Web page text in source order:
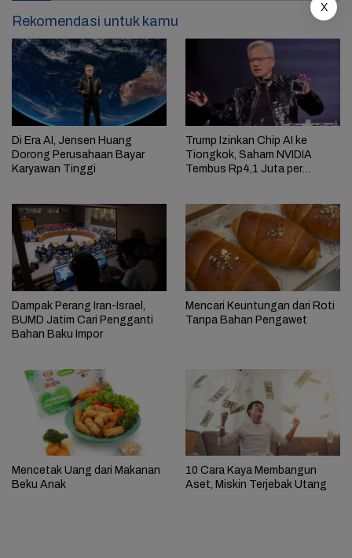
Rekomendasi untuk kamu
Di Era AI, Jensen Huang
Dorong Perusahaan Bayar
Karyawan Tinggi
Trump Izinkan Chip AI ke
Tiongkok, Saham NVIDIA
Tembus Rp4,1 Juta per
Dampak Perang Iran-Israel,
BUMD Jatim Cari Pengganti
Bahan Baku Impor
Mencari Keuntungan dari Roti
Tanpa Bahan Pengawet
Mencetak Uang dari Makanan
Beku Anak
10 Cara Kaya Membangun
Aset, Miskin Terjebak Utang
X